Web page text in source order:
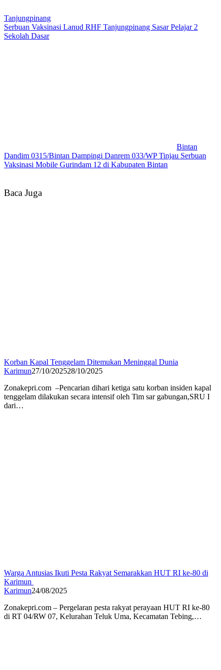
Tanjungpinang
Serbuan Vaksinasi Lanud RHF Tanjungpinang Sasar Pelajar 2
Sekolah Dasar
Bintan
Dandim 0315/Bintan Dampingi Danrem 033/WP Tinjau Serbuan
Vaksinasi Mobile Gurindam 12 di Kabupaten Bintan
Baca Juga
Korban Kapal Tenggelam Ditemukan Meninggal Dunia
Karimun27/10/202528/10/2025
Zonakepri.com –Pencarian dihari ketiga satu korban insiden kapal
tenggelam dilakukan secara intensif oleh Tim sar gabungan,SRU I
dari…
Warga Antusias Ikuti Pesta Rakyat Semarakkan HUT RI ke-80 di
Karimun
Karimun24/08/2025
Zonakepri.com – Pergelaran pesta rakyat perayaan HUT RI ke-80
di RT 04/RW 07, Kelurahan Teluk Uma, Kecamatan Tebing,…